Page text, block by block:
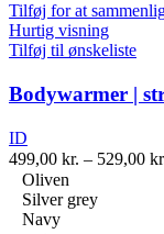
Tilføj for at
Hurtig visning
Tilføj til ønskeliste
Bodywarmer |
ID
499,00 kr. – 529,00
Oliven
Silver grey
Navy